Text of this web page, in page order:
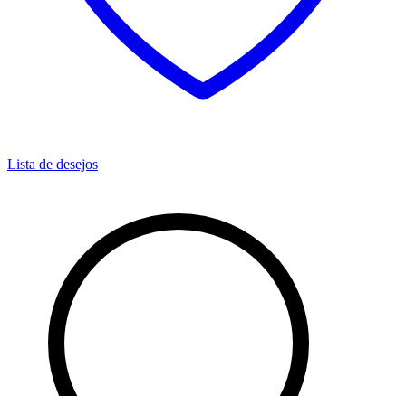
Lista de desejos